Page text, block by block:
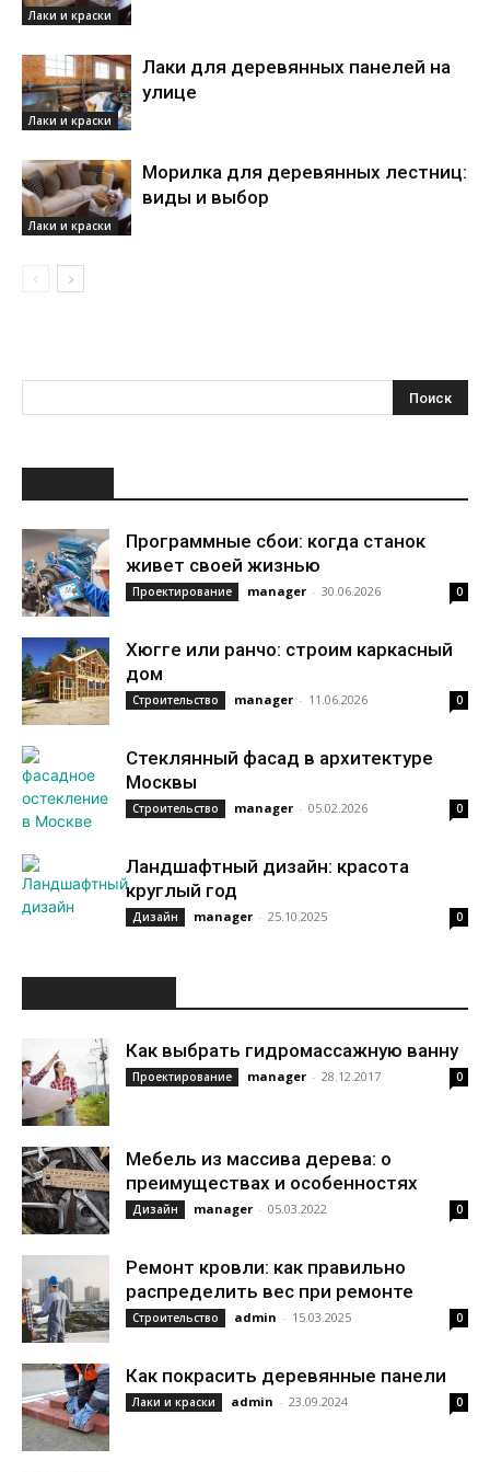
Лаки и краски
Лаки и краски
Лаки для деревянных панелей на
улице
Лаки и краски
Морилка для деревянных лестниц:
виды и выбор
Программные сбои: когда станок
живет своей жизнью
Проектирование manager - 30.06.2026 0
Хюгге или ранчо: строим каркасный
дом
Строительство manager - 11.06.2026 0
Стеклянный фасад в архитектуре
Москвы
Строительство manager - 05.02.2026 0
Ландшафтный дизайн: красота
круглый год
Дизайн manager - 25.10.2025 0
Как выбрать гидромассажную ванну
Проектирование manager - 28.12.2017 0
Мебель из массива дерева: о
преимуществах и особенностях
Дизайн manager - 05.03.2022 0
Ремонт кровли: как правильно
распределить вес при ремонте
Строительство admin - 15.03.2025 0
Как покрасить деревянные панели
Лаки и краски admin - 23.09.2024 0